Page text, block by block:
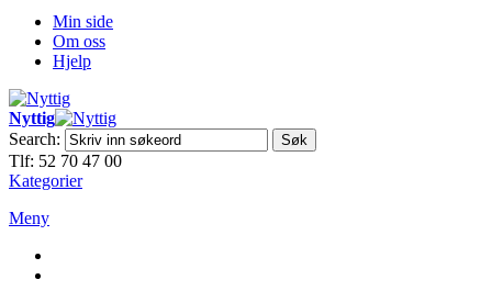
Min side
Om oss
Hjelp
Nyttig
Search:
Søk
Tlf: 52 70 47 00
Kategorier
Meny